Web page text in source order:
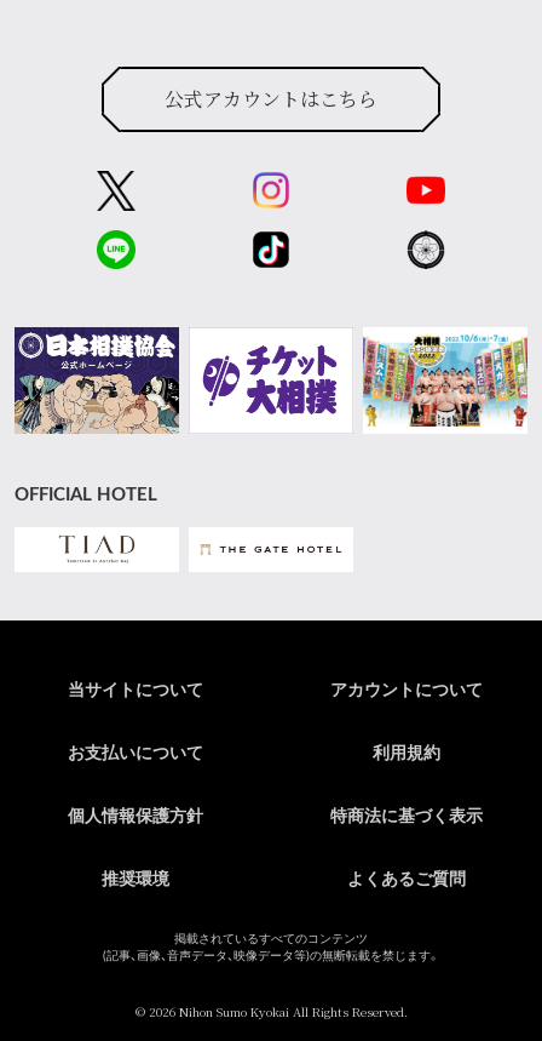
公式アカウントはこちら
OFFICIAL HOTEL
当サイトについて アカウントについて
お支払いについて 利用規約
個人情報保護方針 特商法に基づく表示
推奨環境 よくあるご質問
掲載されているすべてのコンテンツ
(記事、画像、音声データ、映像データ等)の無断転載を禁じます。
© 2026 Nihon Sumo Kyokai All Rights Reserved.